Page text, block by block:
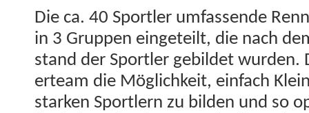
Die ca. 40 Sportler umfassende
in 3 Grup­pen eingeteilt, die nach
stand der Sportler gebildet wur­den.
erteam die Möglichkeit, ein­fach
starken Sportlern zu bilden und so